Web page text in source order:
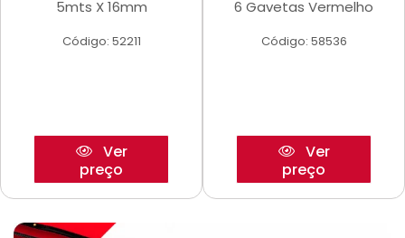
5mts X 16mm
Código: 52211
Ver
preço
6 Gavetas Vermelho
Código: 58536
Ver
preço